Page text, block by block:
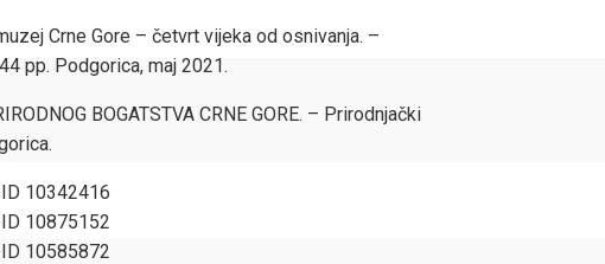
Crne Gore – četvrt vijeka od osnivanja. –
pp. Podgorica, maj 2021.
BOGATSTVA CRNE GORE. – Prirodnjački